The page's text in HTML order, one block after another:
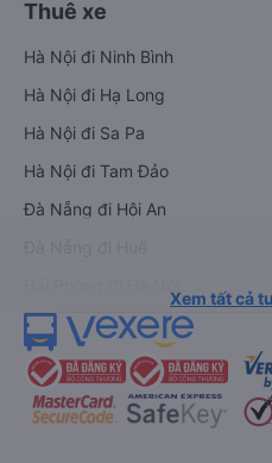
Thuê xe
Hà Nội đi Ninh Bình
Hà Nội đi Hạ Long
Hà Nội đi Sa Pa
Hà Nội đi Tam Đảo
Đà Nẵng đi Hội An
Xem tất cả